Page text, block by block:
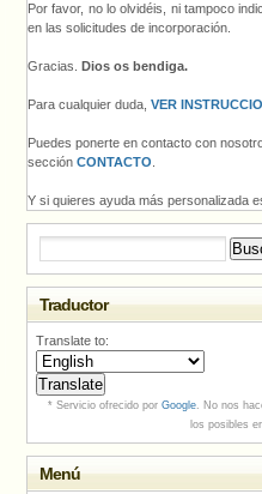
Por favor, no lo olvidéis, ni tampoco
en las solicitudes de incorporación.
Gracias. Dios os bendiga.
Para cualquier duda, VER
Puedes ponerte en contacto con
sección CONTACTO
Y si quieres ayuda más personalizada
Traductor
Translate to:
* Servicio ofrecido por Google. No nos
los posibles
Menú